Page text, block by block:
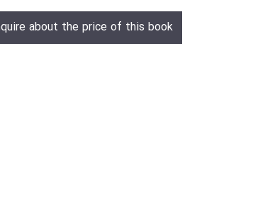
about the price of this book